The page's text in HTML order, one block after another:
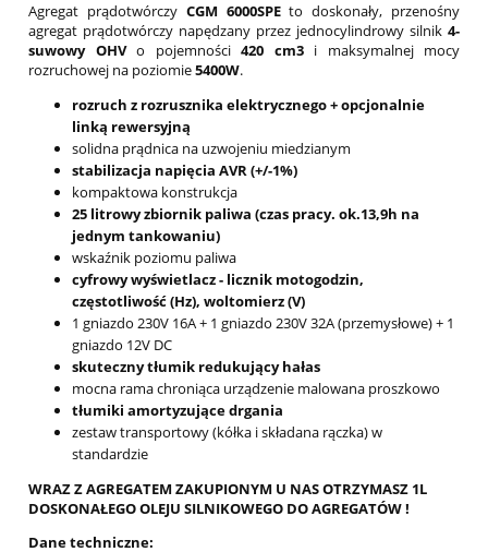
Agregat prądotwórczy CGM 6000SPEto doskonały, przenośny
agregat prądotwórczy napędzany przez jednocylindrowy silnik 4-
suwowy OHVo pojemności 420 cm3i maksymalnej mocy
rozruchowej na poziomie5400W.
rozruch z rozrusznika elektrycznego + opcjonalnie
linką rewersyjną
solidna prądnica na uzwojeniu miedzianym
stabilizacja napięcia AVR (+/-1%)
kompaktowa konstrukcja
25 litrowy zbiornik paliwa (czas pracy. ok.13,9h na
jednym tankowaniu)
wskaźnik poziomu paliwa
cyfrowy wyświetlacz - licznik motogodzin,
częstotliwość (Hz), woltomierz (V)
1 gniazdo 230V 16A + 1 gniazdo 230V 32A (przemysłowe) + 1
gniazdo 12V DC
skuteczny tłumik redukujący hałas
mocna rama chroniąca urządzenie malowana proszkowo
tłumiki amortyzujące drgania
zestaw transportowy (kółka i składana rączka) w
standardzie
WRAZ Z AGREGATEM ZAKUPIONYM U NAS OTRZYMASZ 1L
DOSKONAŁEGO OLEJU SILNIKOWEGO DO AGREGATÓW !
Dane techniczne: